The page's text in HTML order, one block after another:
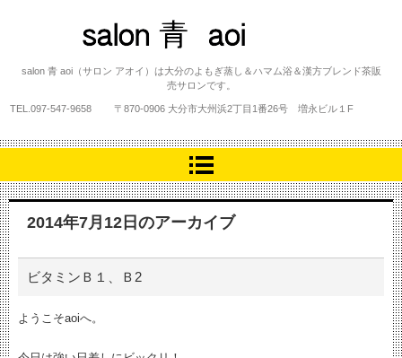
salon 青 aoi
salon 青 aoi（サロン アオイ）は大分のよもぎ蒸し＆ハマム浴＆漢方ブレンド茶販
売サロンです。
TEL. 097-547-9658 〒870-0906 大分市大州浜2丁目1番26号 増永ビル１F
2014年7月12日 のアーカイブ
ビタミンＢ１、Ｂ2
ようこそaoiへ。